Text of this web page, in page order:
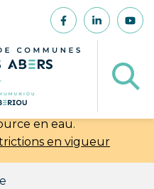
Lien vers leLien vers
Lien
: préservons
en eau.
en vigueur